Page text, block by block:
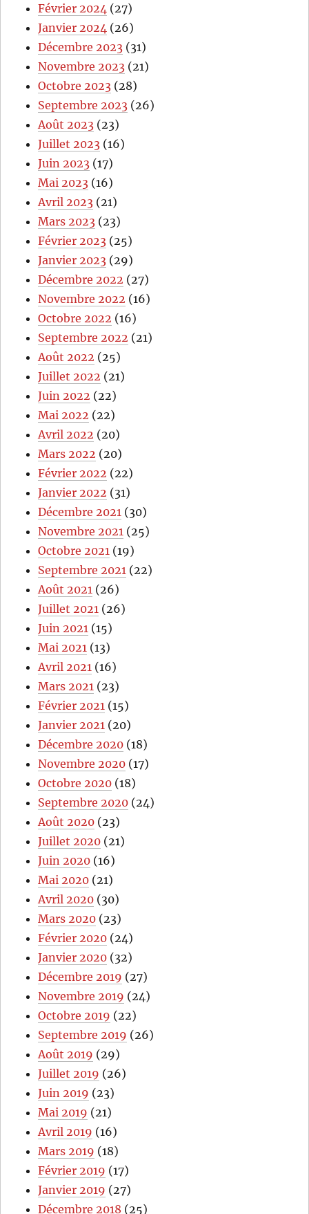
Février 2024 (27)
Janvier 2024 (26)
Décembre 2023 (31)
Novembre 2023 (21)
Octobre 2023 (28)
Septembre 2023 (26)
Août 2023 (23)
Juillet 2023 (16)
Juin 2023 (17)
Mai 2023 (16)
Avril 2023 (21)
Mars 2023 (23)
Février 2023 (25)
Janvier 2023 (29)
Décembre 2022 (27)
Novembre 2022 (16)
Octobre 2022 (16)
Septembre 2022 (21)
Août 2022 (25)
Juillet 2022 (21)
Juin 2022 (22)
Mai 2022 (22)
Avril 2022 (20)
Mars 2022 (20)
Février 2022 (22)
Janvier 2022 (31)
Décembre 2021 (30)
Novembre 2021 (25)
Octobre 2021 (19)
Septembre 2021 (22)
Août 2021 (26)
Juillet 2021 (26)
Juin 2021 (15)
Mai 2021 (13)
Avril 2021 (16)
Mars 2021 (23)
Février 2021 (15)
Janvier 2021 (20)
Décembre 2020 (18)
Novembre 2020 (17)
Octobre 2020 (18)
Septembre 2020 (24)
Août 2020 (23)
Juillet 2020 (21)
Juin 2020 (16)
Mai 2020 (21)
Avril 2020 (30)
Mars 2020 (23)
Février 2020 (24)
Janvier 2020 (32)
Décembre 2019 (27)
Novembre 2019 (24)
Octobre 2019 (22)
Septembre 2019 (26)
Août 2019 (29)
Juillet 2019 (26)
Juin 2019 (23)
Mai 2019 (21)
Avril 2019 (16)
Mars 2019 (18)
Février 2019 (17)
Janvier 2019 (27)
Décembre 2018 (25)